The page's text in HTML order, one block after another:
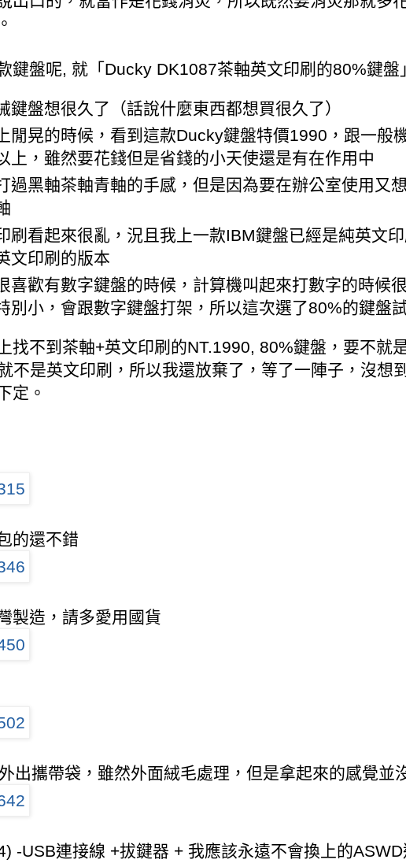
鍵盤呢, 就「Ducky DK1087茶軸英文印刷的80%鍵
鍵盤想很久了（話說什麼東西都想買很久了）
閒晃的時候，看到這款Ducky鍵盤特價1990，跟一般
上，雖然要花錢但是省錢的小天使還是有在作用中
過黑軸茶軸青軸的手感，但是因為要在辦公室使用又
刷看起來很亂，況且我上一款IBM鍵盤已經是純英文
文印刷的版本
喜歡有數字鍵盤的時候，計算機叫起來打數字的時候
別小，會跟數字鍵盤打架，所以這次選了80%的鍵盤
找不到茶軸+英文印刷的NT.1990, 80%鍵盤，要不就
不是英文印刷，所以我還放棄了，等了一陣子，沒想
定。
的還不錯
製造，請多愛用國貨
出攜帶袋，雖然外面絨毛處理，但是拿起來的感覺並
-USB連接線 +拔鍵器 + 我應該永遠不會換上的